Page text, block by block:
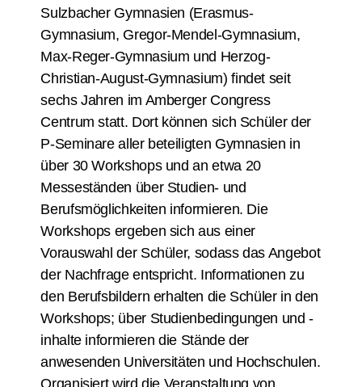
Sulzbacher Gymnasien (Erasmus-
Gymnasium, Gregor-Mendel-Gymnasium,
Max-Reger-Gymnasium und Herzog-
Christian-August-Gymnasium) findet seit
sechs Jahren im Amberger Congress
Centrum statt. Dort können sich Schüler der
P-Seminare aller beteiligten Gymnasien in
über 30 Workshops und an etwa 20
Messeständen über Studien- und
Berufsmöglichkeiten informieren. Die
Workshops ergeben sich aus einer
Vorauswahl der Schüler, sodass das Angebot
der Nachfrage entspricht. Informationen zu
den Berufsbildern erhalten die Schüler in den
Workshops; über Studienbedingungen und -
inhalte informieren die Stände der
anwesenden Universitäten und Hochschulen.
Organisiert wird die Veranstaltung von